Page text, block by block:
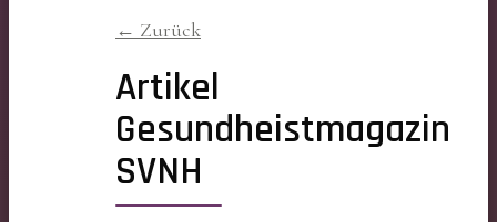
← Zurück
Artikel
Gesundheistmagazin
SVNH